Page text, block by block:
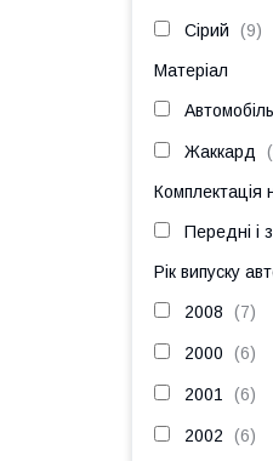
Сірий 9
Матеріал
Жаккард
Комплектація
Передні і
Рік випуску
2008 7
2000 6
2001 6
2002 6